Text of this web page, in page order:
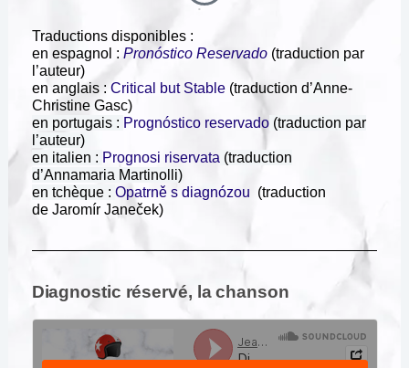
Traductions disponibles :
en espagnol : Pronóstico Reservado (traduction par
l’auteur)
en anglais : Critical but Stable (traduction d’Anne-
Christine Gasc)
en portugais : Prognóstico reservado(traduction par
l’auteur)
en italien : Prognosi riservata (traduction
d’Annamaria Martinolli)
en tchèque : Opatrně s diagnózou (traduction
de Jaromír Janeček)
Diagnostic réservé, la chanson